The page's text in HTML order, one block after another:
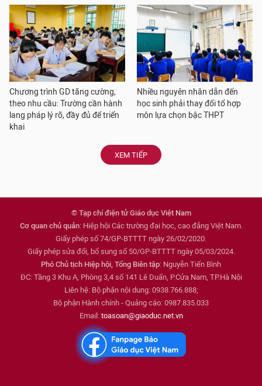
Chương trình GD tăng cường,
theo nhu cầu: Trường cần hành
lang pháp lý rõ, đầy đủ để triển
khai
Nhiều nguyên nhân dẫn đến
học sinh phải thay đổi tổ hợp
môn lựa chọn bậc THPT
XEM TIẾP
© Tạp chí điện tử Giáo dục Việt Nam
Cơ quan chủ quản: Hiệp hội Các trường đại học, cao đẳng Việt Nam.
Giấy phép số 74/GP-BTTTT ngày 26/02/2020.
Giấy phép sửa đổi, bổ sung số 50/GP-BTTTT ngày 05/03/2024.
Phó Chủ tịch Hiệp hội, Tổng Biên tập: Nguyễn Tiến Bình
ĐC: Tầng 3 Khu A, Phòng 3,4 số 141 Lê Duẩn, P.Cửa Nam, TP.Hà Nội
Liên hệ: Bộ phận nội dung: 0938.766.888;
Bộ phận Hành chính - Quảng cáo: 0987.835.033
Email: toasoan@giaoduc.net.vn